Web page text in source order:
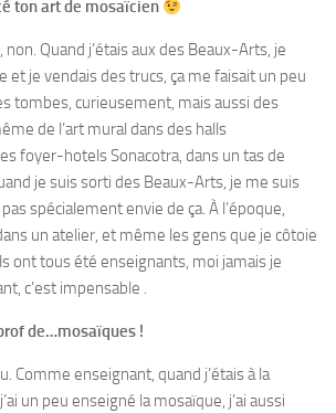
ton art de mosaïcien
Quand j’étais aux des Beaux-Arts, je
et je vendais des trucs, ça me faisait un peu
tombes, curieusement, mais aussi des
de l’art mural dans des halls
foyer-hotels Sonacotra, dans un tas de
je suis sorti des Beaux-Arts, je me suis
spécialement envie de ça. À l’époque,
un atelier, et même les gens que je côtoie
ont tous été enseignants, moi jamais je
c’est impensable .
de…mosaïques !
Comme enseignant, quand j’étais à la
un peu enseigné la mosaïque, j’ai aussi